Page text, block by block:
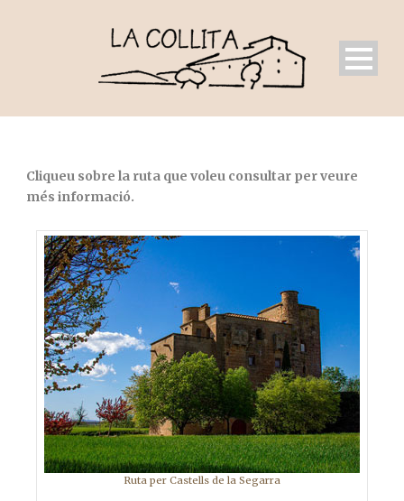
Cliqueu sobre la ruta que voleu consultar per veure
més informació.
Ruta per Castells de la Segarra